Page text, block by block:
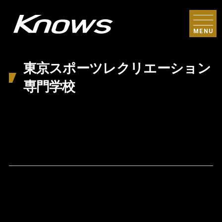
MENU
東京スポーツレクリエーション
専門学校